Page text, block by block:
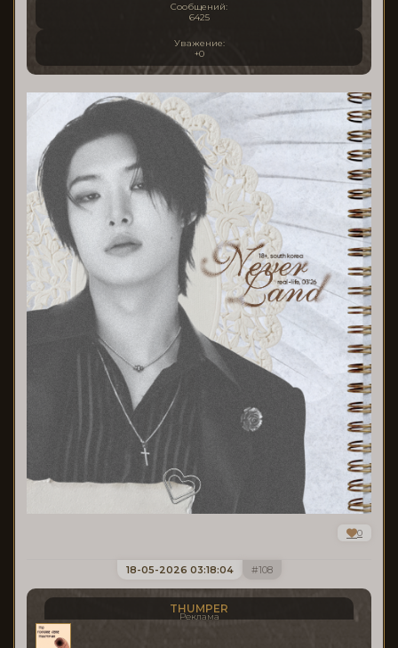
Сообщений:
6425
Уважение:
+0
0
108
18-05-2026 03:18:04
THUMPER
Реклама